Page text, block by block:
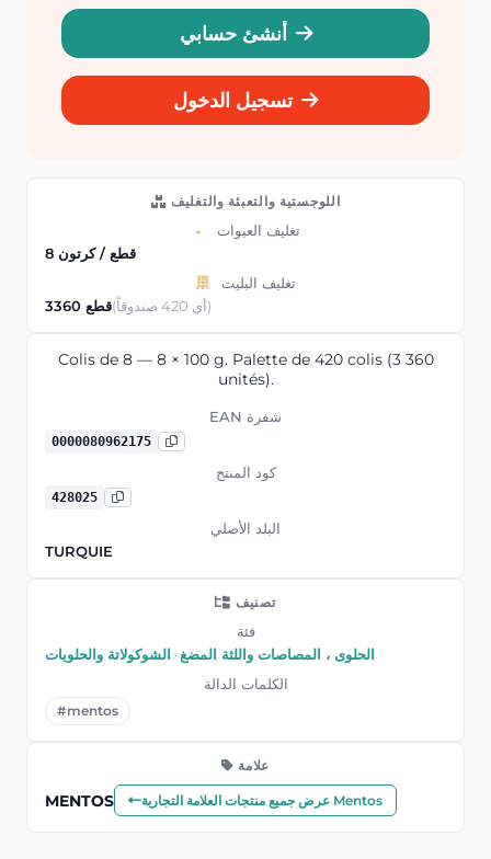
أنشئ حسابي
تسجيل الدخول
اللوجستية والتعبئة والتغليف
تغليف العبوات
8 قطع / كرتون
تغليف البليت
3360 قطع
(أي 420 صندوقاً)
Colis de 8 — 8 × 100 g. Palette de 420 colis (3 360
unités).
EAN شفرة
0000080962175
كود المنتج
428025
البلد الأصلي
TURQUIE
تصنيف
فئة
الشوكولاتة والحلويات ›الحلوى ، المصاصات واللثة المضغ
الكلمات الدالة
#mentos
علامة
MENTOS عرض جميع منتجات العلامة التجارية Mentos